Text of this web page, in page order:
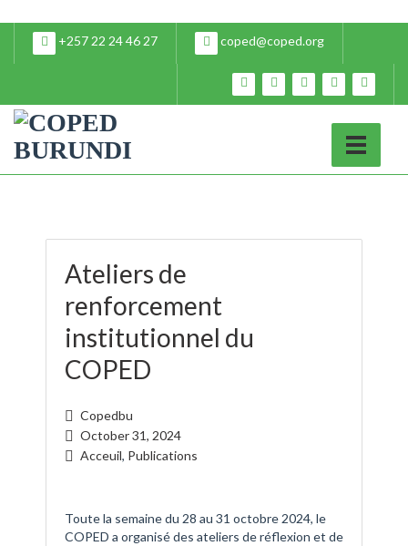
+257 22 24 46 27 coped@coped.org
Ateliers de
renforcement
institutionnel du
COPED
Copedbu
October 31, 2024
Acceuil, Publications
Toute la semaine du 28 au 31 octobre 2024, le
COPED a organisé des ateliers de réflexion et de